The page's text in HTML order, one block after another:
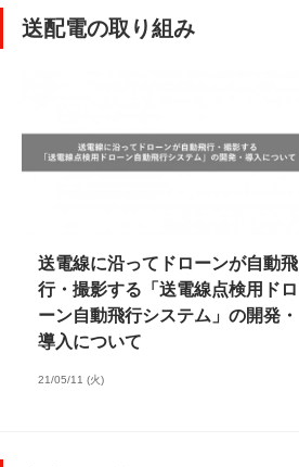
送配電の取り組み
送電線に沿ってドローンが自動飛
行・撮影する「送電線点検用ドロ
ーン自動飛行システム」の開発・
導入について
21/05/11 (火)